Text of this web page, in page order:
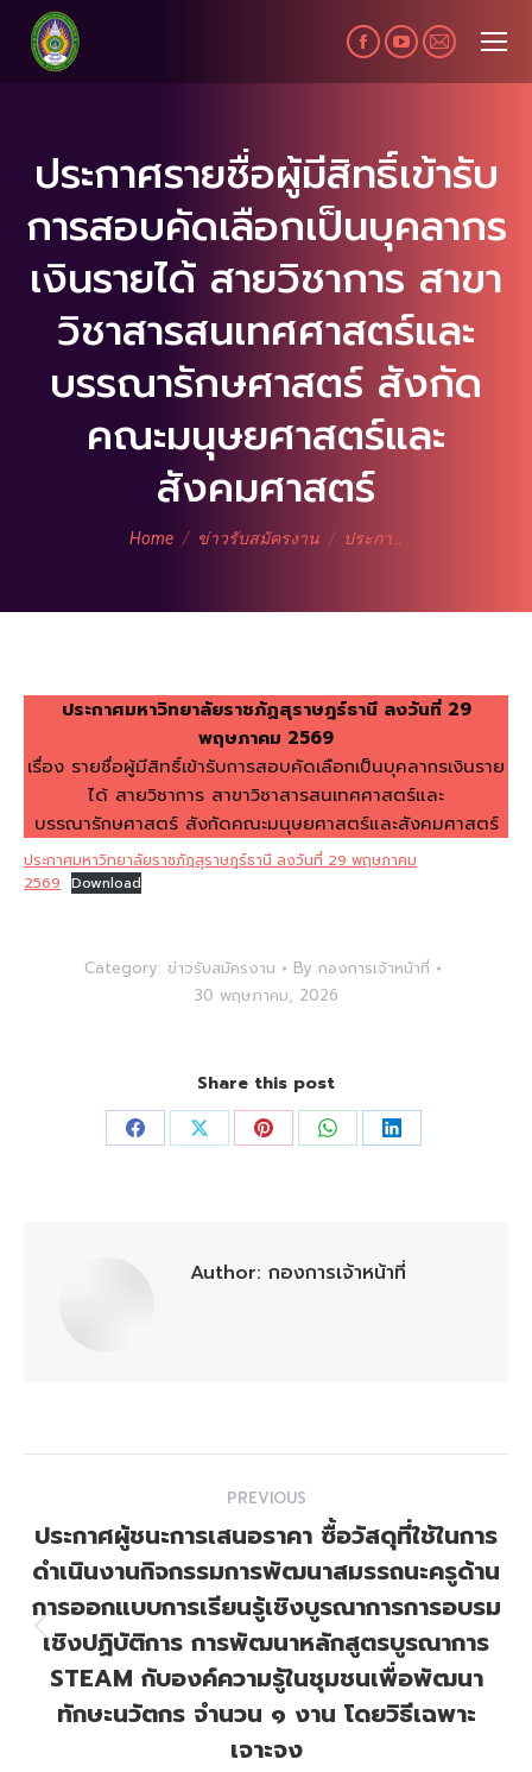
Facebook
page
new
window
YouTube
page
new
window
Mail
page
new
window
ประกาศรายชื่อผู้มีสิทธิ์เข้ารับ
การสอบคัดเลือกเป็นบุคลากร
เงินรายได้ สายวิชาการ สาขา
วิชาสารสนเทศศาสตร์และ
บรรณารักษศาสตร์ สังกัด
คณะมนุษยศาสตร์และ
สังคมศาสตร์
You are here:
Home ข่าวรับสมัครงาน ประกา…
ประกาศมหาวิทยาลัยราชภัฏสุราษฎร์ธานี ลงวันที่ 29
พฤษภาคม 2569
เรื่อง รายชื่อผู้มีสิทธิ์เข้ารับการสอบคัดเลือกเป็นบุคลากรเงินราย
ได้ สายวิชาการ สาขาวิชาสารสนเทศศาสตร์และ
บรรณารักษศาสตร์ สังกัดคณะมนุษยศาสตร์และสังคมศาสตร์
ประกาศมหาวิทยาลัยราชภัฏสุราษฎร์ธานี ลงวันที่ 29 พฤษภาคม
2569 Download
Category: ข่าวรับสมัครงาน By กองการเจ้าหน้าที่
30 พฤษภาคม, 2026
Share this post
Share Share Share Share Share
Author: กองการเจ้าหน้าที่
navigation
PREVIOUS
Previous
post:
ประกาศผู้ชนะการเสนอราคา ซื้อวัสดุที่ใช้ในการ
ดำเนินงานกิจกรรมการพัฒนาสมรรถนะครูด้าน
การออกแบบการเรียนรู้เชิงบูรณาการการอบรม
เชิงปฏิบัติการ การพัฒนาหลักสูตรบูรณาการ
STEAM กับองค์ความรู้ในชุมชนเพื่อพัฒนา
ทักษะนวัตกร จำนวน ๑ งาน โดยวิธีเฉพาะ
เจาะจง